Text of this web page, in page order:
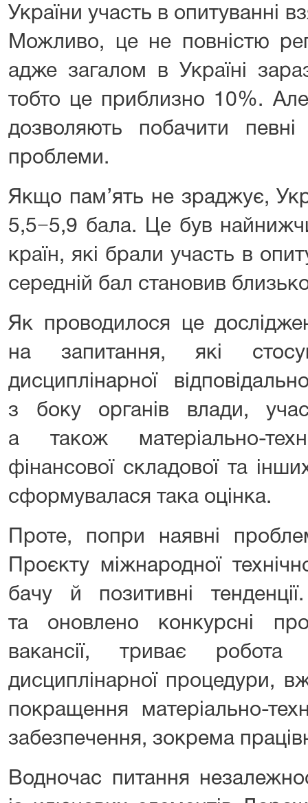
України участь в опитуванні
Можливо, це не повністю
адже загалом в Україні
тобто це приблизно 10%. Але
дозволяють побачити певні
проблеми.
Якщо пам’ять не зраджує,
5,5−5,9 бала. Це був
країн, які брали участь в
середній бал становив
Як проводилося це
на запитання, які
дисциплінарної
з боку органів влади,
а також матеріально-
фінансової складової та
сформувалася така оцінка.
Проте, попри наявні
Проєкту міжнародної
бачу й позитивні
та оновлено конкурсні
вакансії, триває робота
дисциплінарної процедури,
покращення матеріально-
забезпечення, зокрема
Водночас питання